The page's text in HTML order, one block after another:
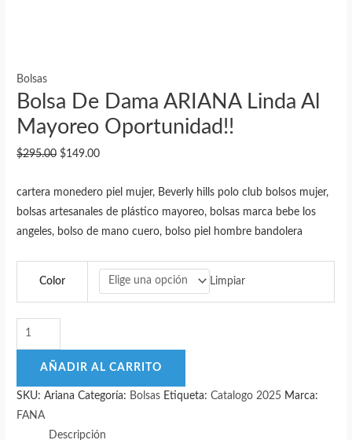
Bolsas
Bolsa De Dama ARIANA Linda Al
Mayoreo Oportunidad!!
$295.00 El
original
era:
$295.00.
$149.00El
actual
es:
$149.00.
cartera monedero piel mujer, Beverly hills polo club bolsos mujer,
bolsas artesanales de plástico mayoreo, bolsas marca bebe los
angeles, bolso de mano cuero, bolso piel hombre bandolera
Color Limpiar
Bolsa
De
Dama
ARIANA
AÑADIR AL CARRITO
SKU:Ariana Categoría: Bolsas Etiqueta:Catalogo 2025 Marca:
FANA
Descripción